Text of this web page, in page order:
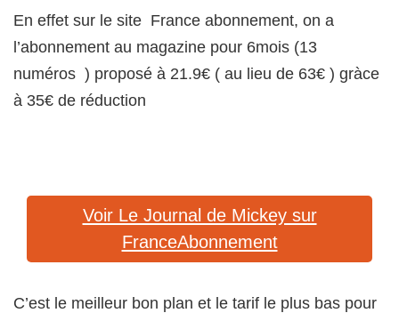
En effet sur le site France abonnement, on a
l’abonnement au magazine pour 6mois (13
numéros ) proposé à 21.9€ ( au lieu de 63€ ) gràce
à 35€ de réduction
Voir Le Journal de Mickey sur
FranceAbonnement
C’est le meilleur bon plan et le tarif le plus bas pour